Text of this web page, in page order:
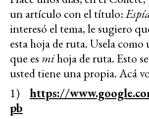
un artículo con el título:
interesó el tema, le sugiero
esta hoja de ruta. Usela como
que es mihoja de ruta. Esto
usted tiene una propia. Acá
1) https://
pb